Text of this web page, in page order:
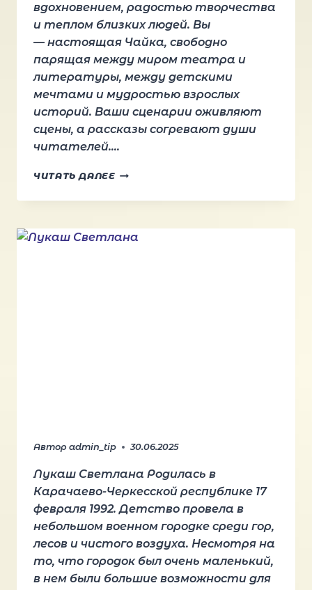
вдохновением, радостью творчества
и теплом близких людей. Вы
— настоящая Чайка, свободно
парящая между миром театра и
литературы, между детскими
мечтами и мудростью взрослых
историй. Ваши сценарии оживляют
сцены, а рассказы согревают души
читателей….
ЧИТАТЬ ДАЛЕЕПОЗДРАВЛЯЕМ
ДНЁМ
ОКСАНУ
ЧАЙКУ!
Автор admin_tip 30.06.2025
Лукаш Светлана Родилась в
Карачаево-Черкесской республике 17
февраля 1992. Детство провела в
небольшом военном городке среди гор,
лесов и чистого воздуха. Несмотря на
то, что городок был очень маленький,
в нем были большие возможности для